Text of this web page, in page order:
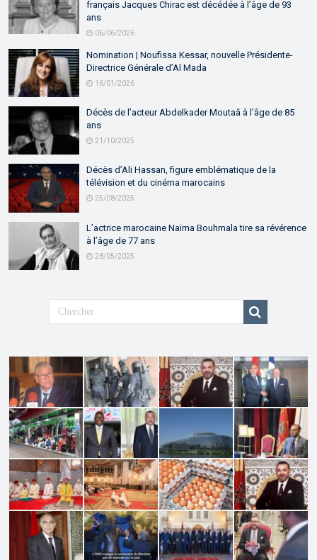
français Jacques Chirac est décédée à l’âge de 93
ans
06/06/2026
Nomination | Noufissa Kessar, nouvelle Présidente-
Directrice Générale d’Al Mada
16/01/2026
Décès de l’acteur Abdelkader Moutaâ à l’âge de 85
ans
21/10/2025
Décès d’Ali Hassan, figure emblématique de la
télévision et du cinéma marocains
25/08/2025
L’actrice marocaine Naïma Bouhmala tire sa révérence
à l’âge de 77 ans
28/05/2025